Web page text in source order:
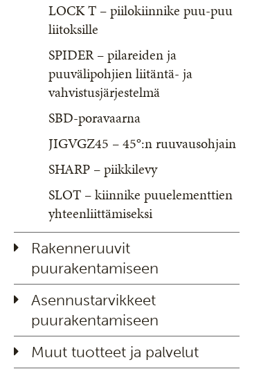
LOCK T – piilokiinnike puu-puu
liitoksille
SPIDER – pilareiden ja
puuvälipohjien liitäntä- ja
vahvistusjärjestelmä
SBD-poravaarna
JIGVGZ45 – 45°:n ruuvausohjain
SHARP – piikkilevy
SLOT – kiinnike puuelementtien
yhteenliittämiseksi
Rakenneruuvit
puurakentamiseen
Asennustarvikkeet
puurakentamiseen
Muut tuotteet ja palvelut